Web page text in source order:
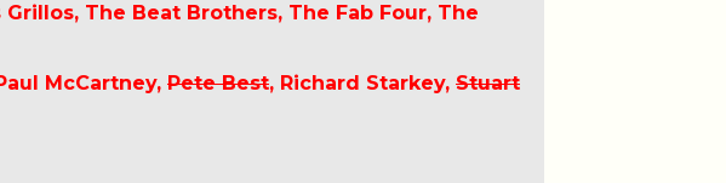
The Beat Brothers, The Fab Four, The
McCartney, Pete Best, Richard Starkey, Stuart